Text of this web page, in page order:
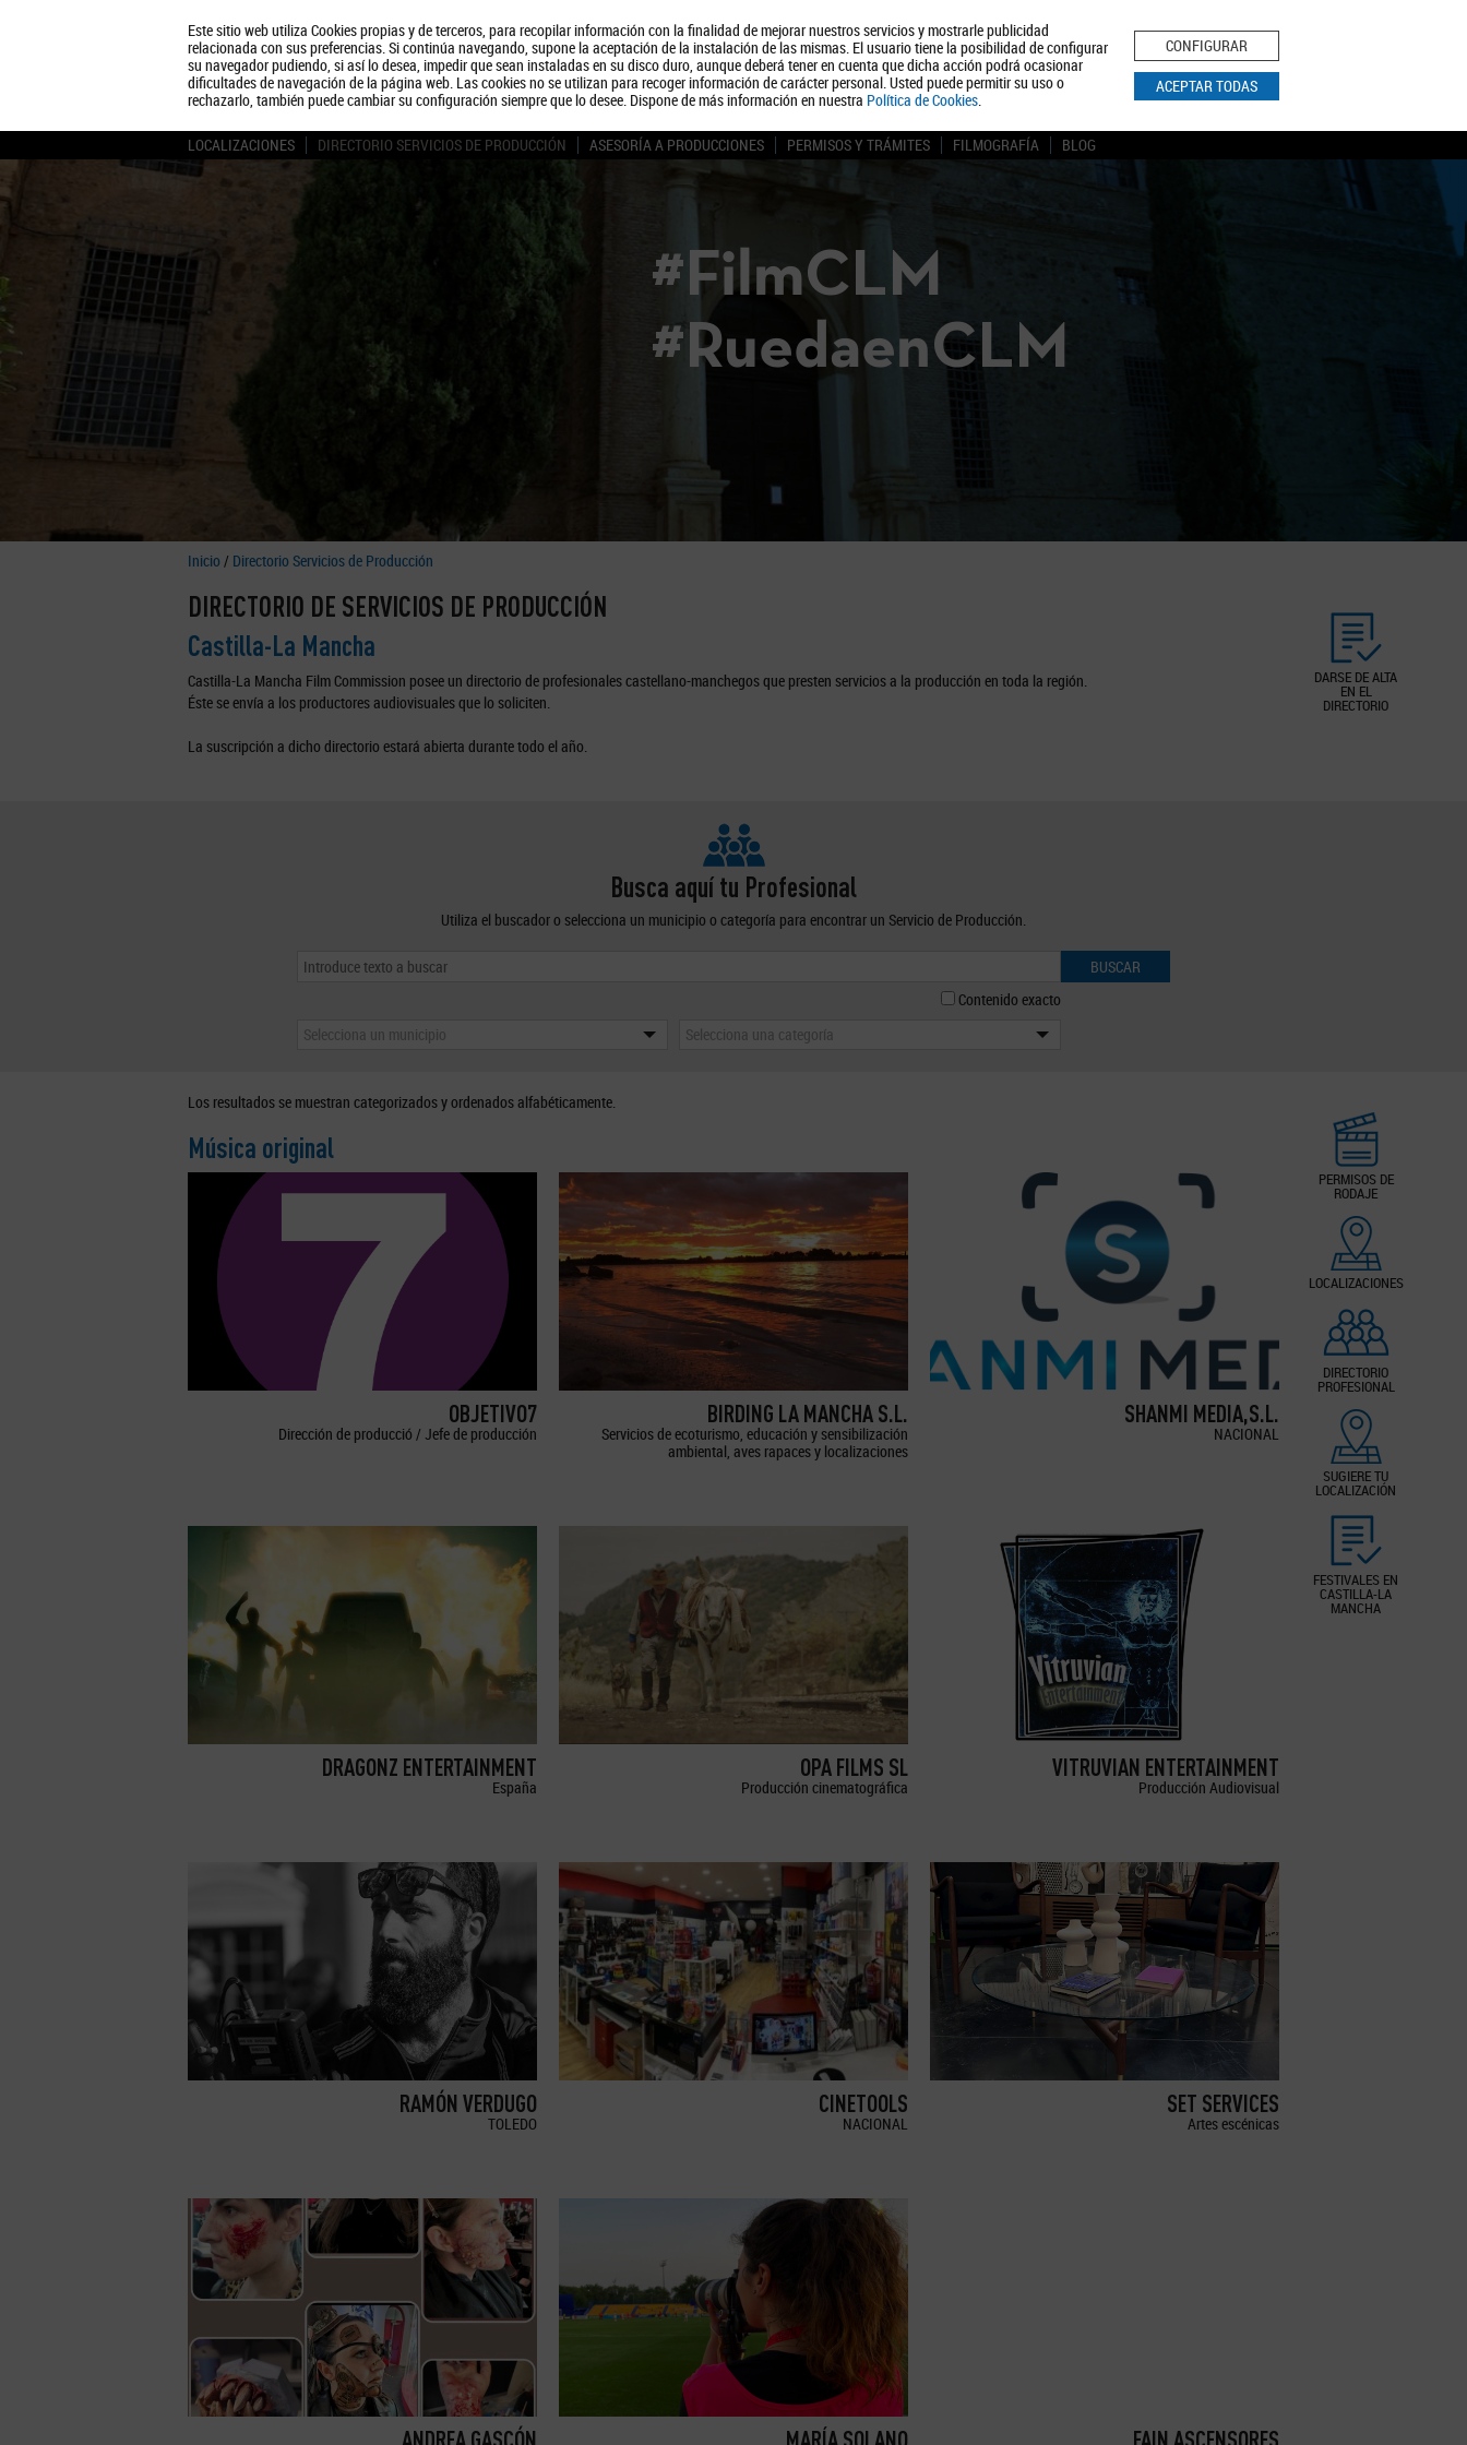
Este sitio web utiliza Cookies propias y de terceros, para recopilar información con la finalidad de mejorar nuestros servicios y mostrarle publicidad
relacionada con sus preferencias. Si continúa navegando, supone la aceptación de la instalación de las mismas. El usuario tiene la posibilidad de configurar
su navegador pudiendo, si así lo desea, impedir que sean instaladas en su disco duro, aunque deberá tener en cuenta que dicha acción podrá ocasionar
dificultades de navegación de la página web. Las cookies no se utilizan para recoger información de carácter personal. Usted puede permitir su uso o
rechazarlo, también puede cambiar su configuración siempre que lo desee. Dispone de más información en nuestra Política de Cookies.
CONFIGURAR
ACEPTAR TODAS
Quiénes somos Turismo Política de Privacidad Aviso Legal Política de Cookies
BUSCAR
LOCALIZACIONES DIRECTORIO SERVICIOS DE PRODUCCIÓN ASESORÍA A PRODUCCIONES PERMISOS Y TRÁMITES FILMOGRAFÍA BLOG
#FilmCLM
#RuedaenCLM
Inicio / Directorio Servicios de Producción
DARSE DE ALTA
EN EL
DIRECTORIO
DIRECTORIO DE SERVICIOS DE PRODUCCIÓN
Castilla-La Mancha
Castilla-La Mancha Film Commission posee un directorio de profesionales castellano-manchegos que presten servicios a la producción en toda la región.
Éste se envía a los productores audiovisuales que lo soliciten.
La suscripción a dicho directorio estará abierta durante todo el año.
Busca aquí tu Profesional
Utiliza el buscador o selecciona un municipio o categoría para encontrar un Servicio de Producción.
BUSCAR
Contenido exacto
Selecciona un municipio
Selecciona una categoría
PERMISOS DE
RODAJE
LOCALIZACIONES
DIRECTORIO
PROFESIONAL
SUGIERE TU
LOCALIZACIÓN
FESTIVALES EN
CASTILLA-LA
MANCHA
Los resultados se muestran categorizados y ordenados alfabéticamente.
Música original
OBJETIVO7
Dirección de producció / Jefe de producción
BIRDING LA MANCHA S.L.
Servicios de ecoturismo, educación y sensibilización
ambiental, aves rapaces y localizaciones
SHANMI MEDIA,S.L.
NACIONAL
DRAGONZ ENTERTAINMENT
España
OPA FILMS SL
Producción cinematográfica
VITRUVIAN ENTERTAINMENT
Producción Audiovisual
RAMÓN VERDUGO
TOLEDO
CINETOOLS
NACIONAL
SET SERVICES
Artes escénicas
ANDREA GASCÓN MARÍA SOLANO FAIN ASCENSORES